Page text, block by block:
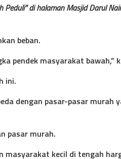
di halaman Masjid Darul
beban.
pendek masyarakat bawah,”
ini.
dengan pasar-pasar murah
pasar murah.
kecil di tengah